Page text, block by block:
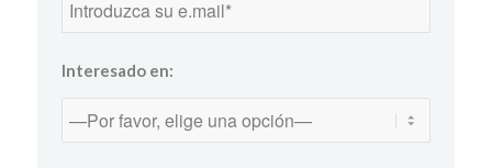
Interesado en: